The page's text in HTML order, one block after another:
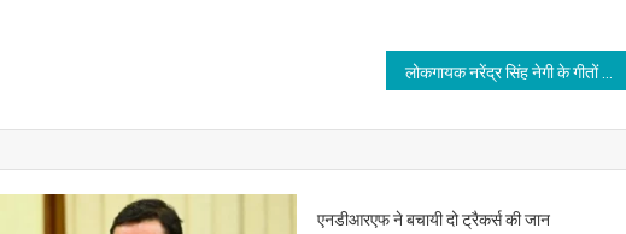
एनडीआरएफ ने बचायी दो ट्रैकर्स की जान